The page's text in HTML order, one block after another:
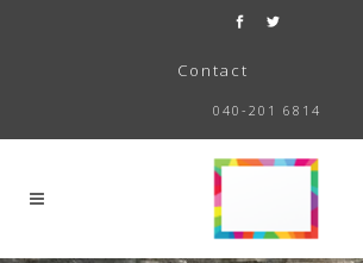
Contact
040-201 6814